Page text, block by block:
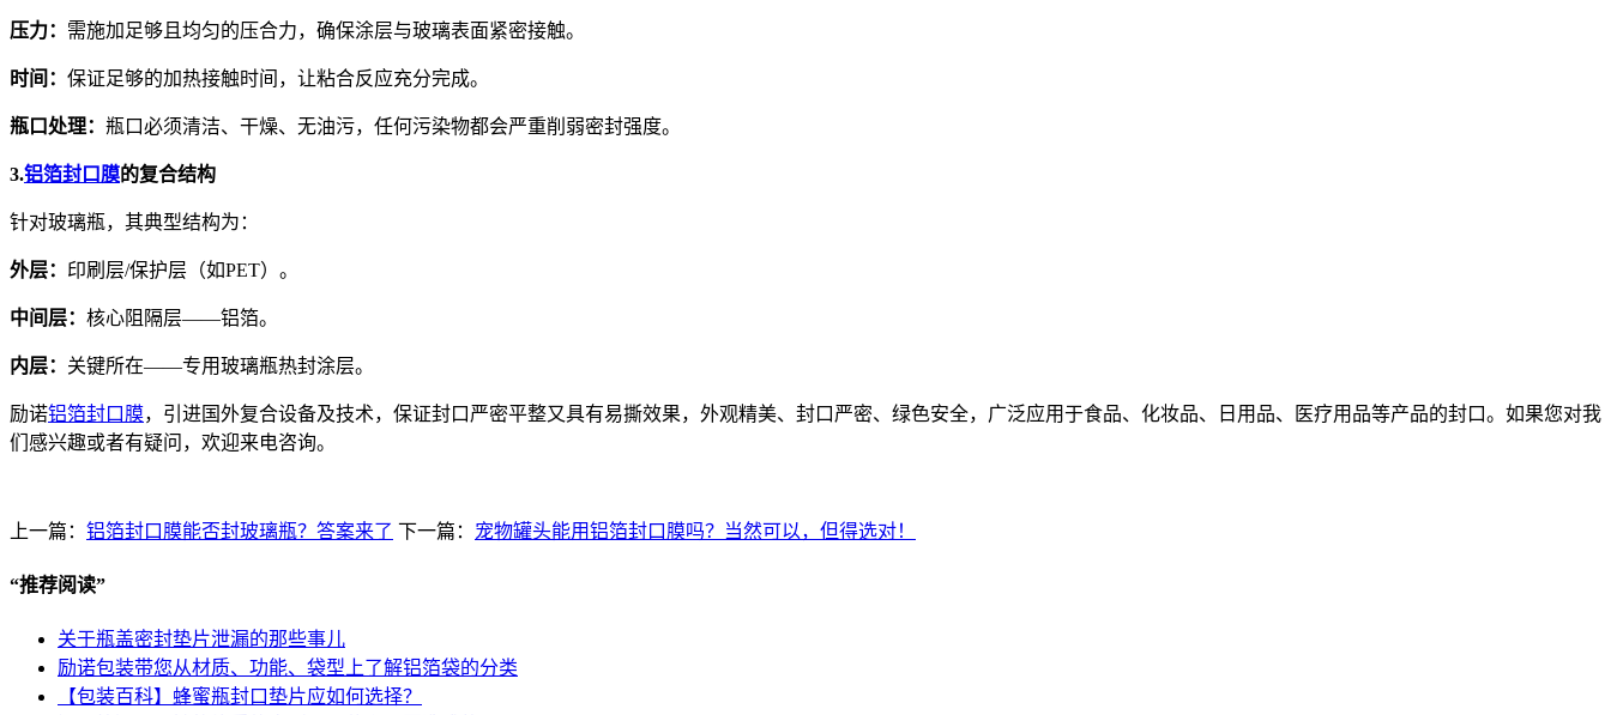
压力： 需施加足够且均匀的压合力，确保涂层与玻璃表面紧密接触。
时间： 保证足够的加热接触时间，让粘合反应充分完成。
瓶口处理： 瓶口必须清洁、干燥、无油污，任何污染物都会严重削弱密封强度。
3.铝箔封口膜的复合结构
针对玻璃瓶，其典型结构为：
外层： 印刷层/保护层（如PET）。
中间层： 核心阻隔层——铝箔。
内层： 关键所在——专用玻璃瓶热封涂层。
励诺铝箔封口膜，引进国外复合设备及技术，保证封口严密平整又具有易撕效果，外观精美、封口严密、绿色安全，广泛应用于食品、化妆品、日用品、医疗用品等产品的封口。如果您对我
们感兴趣或者有疑问，欢迎来电咨询。
上一篇： 铝箔封口膜能否封玻璃瓶？答案来了 下一篇： 宠物罐头能用铝箔封口膜吗？当然可以，但得选对！
“推荐阅读”
关于瓶盖密封垫片泄漏的那些事儿
励诺包装带您从材质、功能、袋型上了解铝箔袋的分类
【包装百科】蜂蜜瓶封口垫片应如何选择？